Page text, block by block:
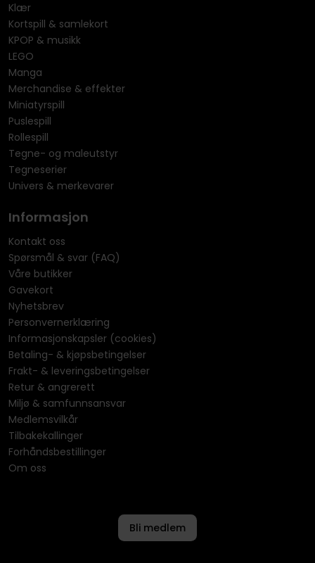
Klær
Kortspill & samlekort
KPOP & musikk
LEGO
Manga
Merchandise & effekter
Miniatyrspill
Puslespill
Rollespill
Tegne- og maleutstyr
Tegneserier
Univers & merkevarer
Informasjon
Kontakt oss
Spørsmål & svar (FAQ)
Våre butikker
Gavekort
Nyhetsbrev
Personvernerklæring
Informasjonskapsler (cookies)
Betaling- & kjøpsbetingelser
Frakt- & leveringsbetingelser
Retur & angrerett
Miljø & samfunnsansvar
Medlemsvilkår
Tilbakekallinger
Forhåndsbestillinger
Om oss
Bli medlem